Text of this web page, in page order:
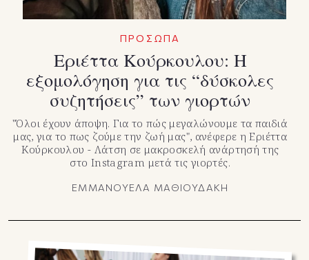
ΠΡΟΣΩΠΑ
Εριέττα Κούρκουλου: Η
εξομολόγηση για τις “δύσκολες
συζητήσεις” των γιορτών
"Όλοι έχουν άποψη. Για το πώς μεγαλώνουμε τα παιδιά
μας, για το πως ζούμε την ζωή μας", ανέφερε η Εριέττα
Κούρκουλου - Λάτση σε μακροσκελή ανάρτησή της
στο Instagram μετά τις γιορτές.
ΕΜΜΑΝΟΥΕΛΑ ΜΑΘΙΟΥΔΑΚΗ